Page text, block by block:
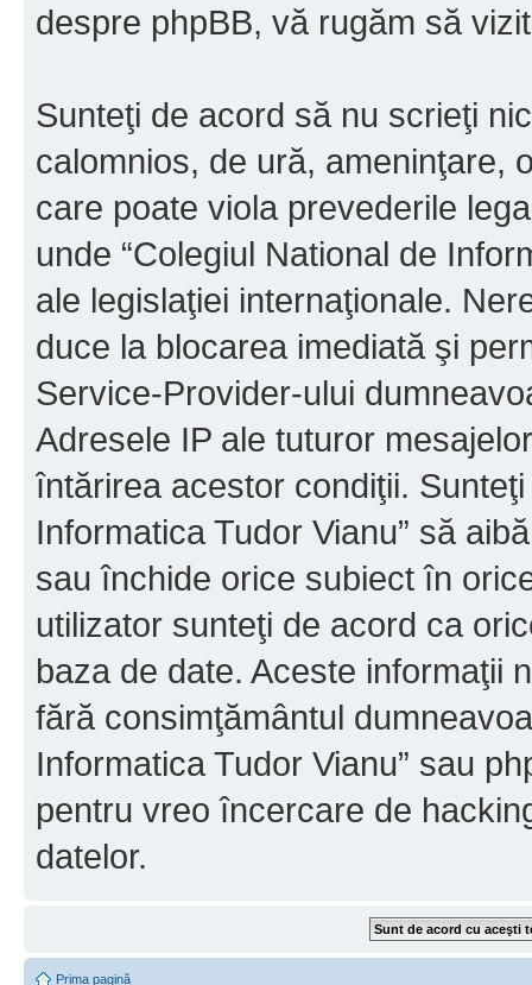
despre phpBB, vă rugăm să
Sunteţi de acord să nu scrieţi
calomnios, de ură, ameninţare,
care poate viola prevederile
unde “Colegiul National de
ale legislaţiei internaţionale.
duce la blocarea imediată şi
Service-Provider-ului
Adresele IP ale tuturor
întărirea acestor condiţii.
Informatica Tudor Vianu” să
sau închide orice subiect în
utilizator sunteţi de acord ca
baza de date. Aceste informaţii
fără consimţământul
Informatica Tudor Vianu” sau
pentru vreo încercare de
datelor.
Prima pagină